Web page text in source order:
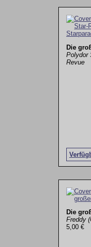
Die
Polydor
Revue
Die
Freddy
5,00 €